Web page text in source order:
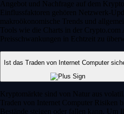
Angebot und Nachfrage auf dem
Einflussfaktoren gehören Netzwerk-
makroökonomische Trends und
Tools wie die Charts in der Crypto.com
Preisschwankungen in Echtzeit zu
Ist das Traden von Internet Computer
Kryptomärkte sind von Natur aus
Traden von Internet Computer Risiken
Bestände steigen oder fallen kann.